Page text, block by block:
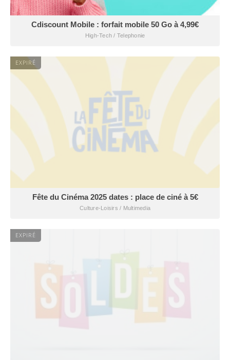
Cdiscount Mobile : forfait mobile 50 Go à 4,99€
High-Tech / Telephonie
EXPIRÉ
Fête du Cinéma 2025 dates : place de ciné à 5€
Culture-Loisirs / Multimedia
EXPIRÉ